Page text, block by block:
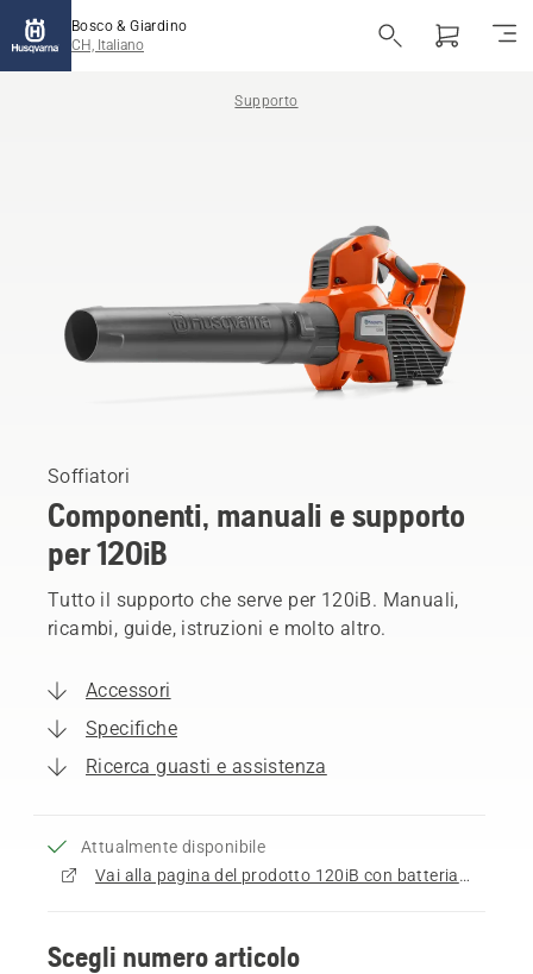
Bosco & Giardino
CH, Italiano
Supporto
Soffiatori
Componenti, manuali e supporto
per 120iB
Tutto il supporto che serve per 120iB. Manuali,
ricambi, guide, istruzioni e molto altro.
Accessori
Specifiche
Ricerca guasti e assistenza
Attualmente disponibile
Vai alla pagina del prodotto 120iB con batteria e caricatore (fino ad esaurimento scorte)
Scegli numero articolo